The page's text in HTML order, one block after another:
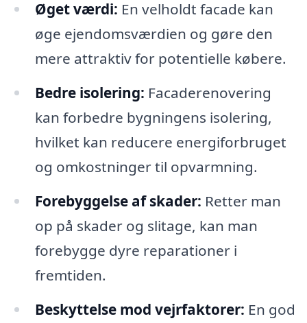
Øget værdi: En velholdt facade kan
øge ejendomsværdien og gøre den
mere attraktiv for potentielle købere.
Bedre isolering: Facaderenovering
kan forbedre bygningens isolering,
hvilket kan reducere energiforbruget
og omkostninger til opvarmning.
Forebyggelse af skader: Retter man
op på skader og slitage, kan man
forebygge dyre reparationer i
fremtiden.
Beskyttelse mod vejrfaktorer: En god